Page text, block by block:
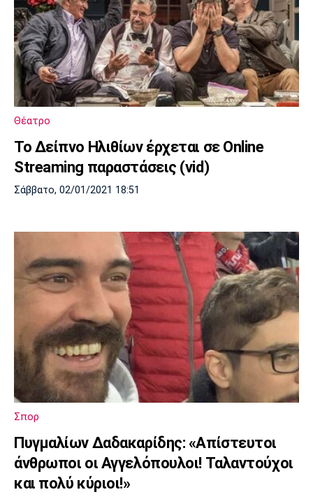
Θέατρο
Το Δείπνο Ηλιθίων έρχεται σε Online
Streaming παραστάσεις (vid)
Σάββατο, 02/01/2021 18:51
Σπορ
Πυγμαλίων Δαδακαρίδης: «Απίστευτοι
άνθρωποι οι Αγγελόπουλοι! Ταλαντούχοι
και πολύ κύριοι!»